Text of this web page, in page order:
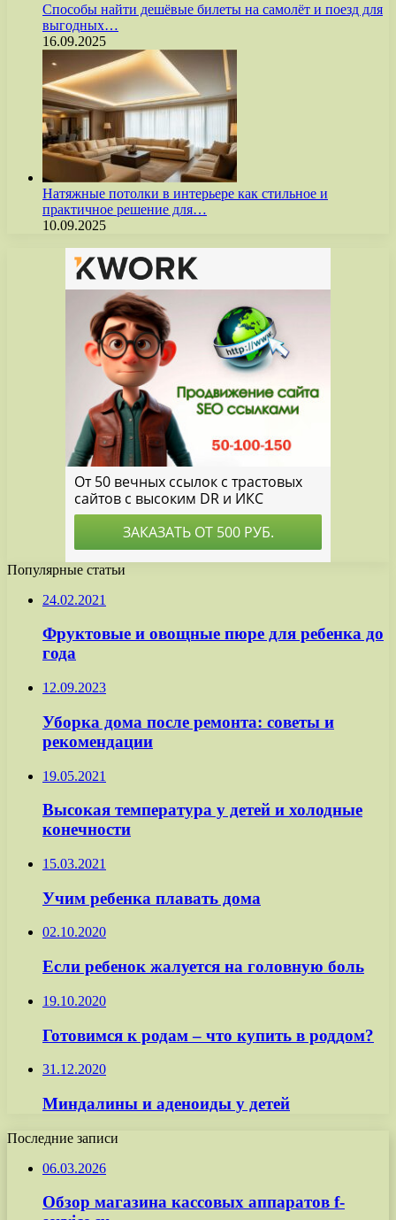
Способы найти дешёвые билеты на самолёт и поезд для
выгодных…
16.09.2025
Натяжные потолки в интерьере как стильное и
практичное решение для…
10.09.2025
Популярные статьи
24.02.2021
Фруктовые и овощные пюре для ребенка до
года
12.09.2023
Уборка дома после ремонта: советы и
рекомендации
19.05.2021
Высокая температура у детей и холодные
конечности
15.03.2021
Учим ребенка плавать дома
02.10.2020
Если ребенок жалуется на головную боль
19.10.2020
Готовимся к родам – что купить в роддом?
31.12.2020
Миндалины и аденоиды у детей
Последние записи
06.03.2026
Обзор магазина кассовых аппаратов f-